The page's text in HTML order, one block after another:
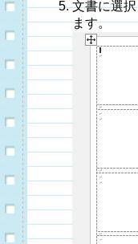
文書に選
ます。